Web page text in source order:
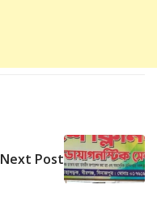
Next Post